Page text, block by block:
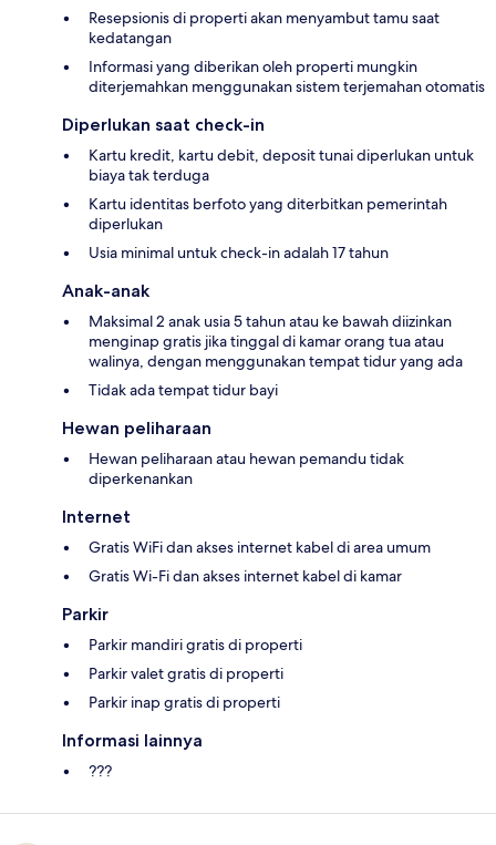
Resepsionis di properti akan menyambut tamu saat
kedatangan
Informasi yang diberikan oleh properti mungkin
diterjemahkan menggunakan sistem terjemahan otomatis
Diperlukan saat check-in
Kartu kredit, kartu debit, deposit tunai diperlukan untuk
biaya tak terduga
Kartu identitas berfoto yang diterbitkan pemerintah
diperlukan
Usia minimal untuk check-in adalah 17 tahun
Anak-anak
Maksimal 2 anak usia 5 tahun atau ke bawah diizinkan
menginap gratis jika tinggal di kamar orang tua atau
walinya, dengan menggunakan tempat tidur yang ada
Tidak ada tempat tidur bayi
Hewan peliharaan
Hewan peliharaan atau hewan pemandu tidak
diperkenankan
Internet
Gratis WiFi dan akses internet kabel di area umum
Gratis Wi-Fi dan akses internet kabel di kamar
Parkir
Parkir mandiri gratis di properti
Parkir valet gratis di properti
Parkir inap gratis di properti
Informasi lainnya
???